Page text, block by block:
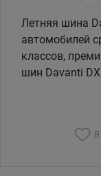
Летняя шина
автомобилей
классов,
шин Davanti